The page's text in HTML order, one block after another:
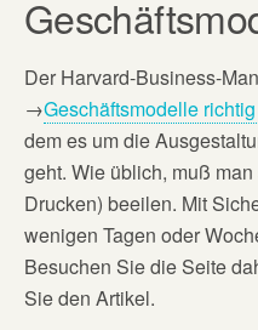
Der Harvard-Business-
→Geschäftsmodelle
dem es um die
geht. Wie üblich, muß
Drucken) beeilen. Mit
wenigen Tagen oder
Besuchen Sie die Seite
Sie den Artikel.